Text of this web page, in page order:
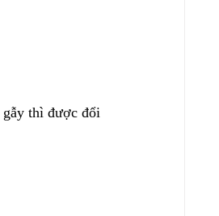
gẫy thì được đổi